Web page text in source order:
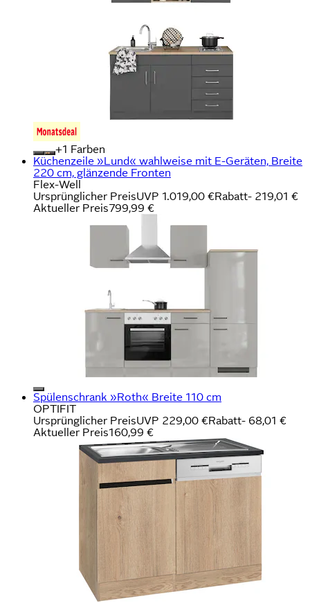
+
Farben
Küchenzeile »Lund« wahlweise mit E-Geräten, Breite
220 cm, glänzende Fronten
Flex-Well
Ursprünglicher PreisUVP 1.019,00 €Rabatt- 219,01 €
Aktueller Preis799,99 €
Spülenschrank »Roth« Breite 110 cm
OPTIFIT
Ursprünglicher PreisUVP 229,00 €Rabatt- 68,01 €
Aktueller Preis160,99 €